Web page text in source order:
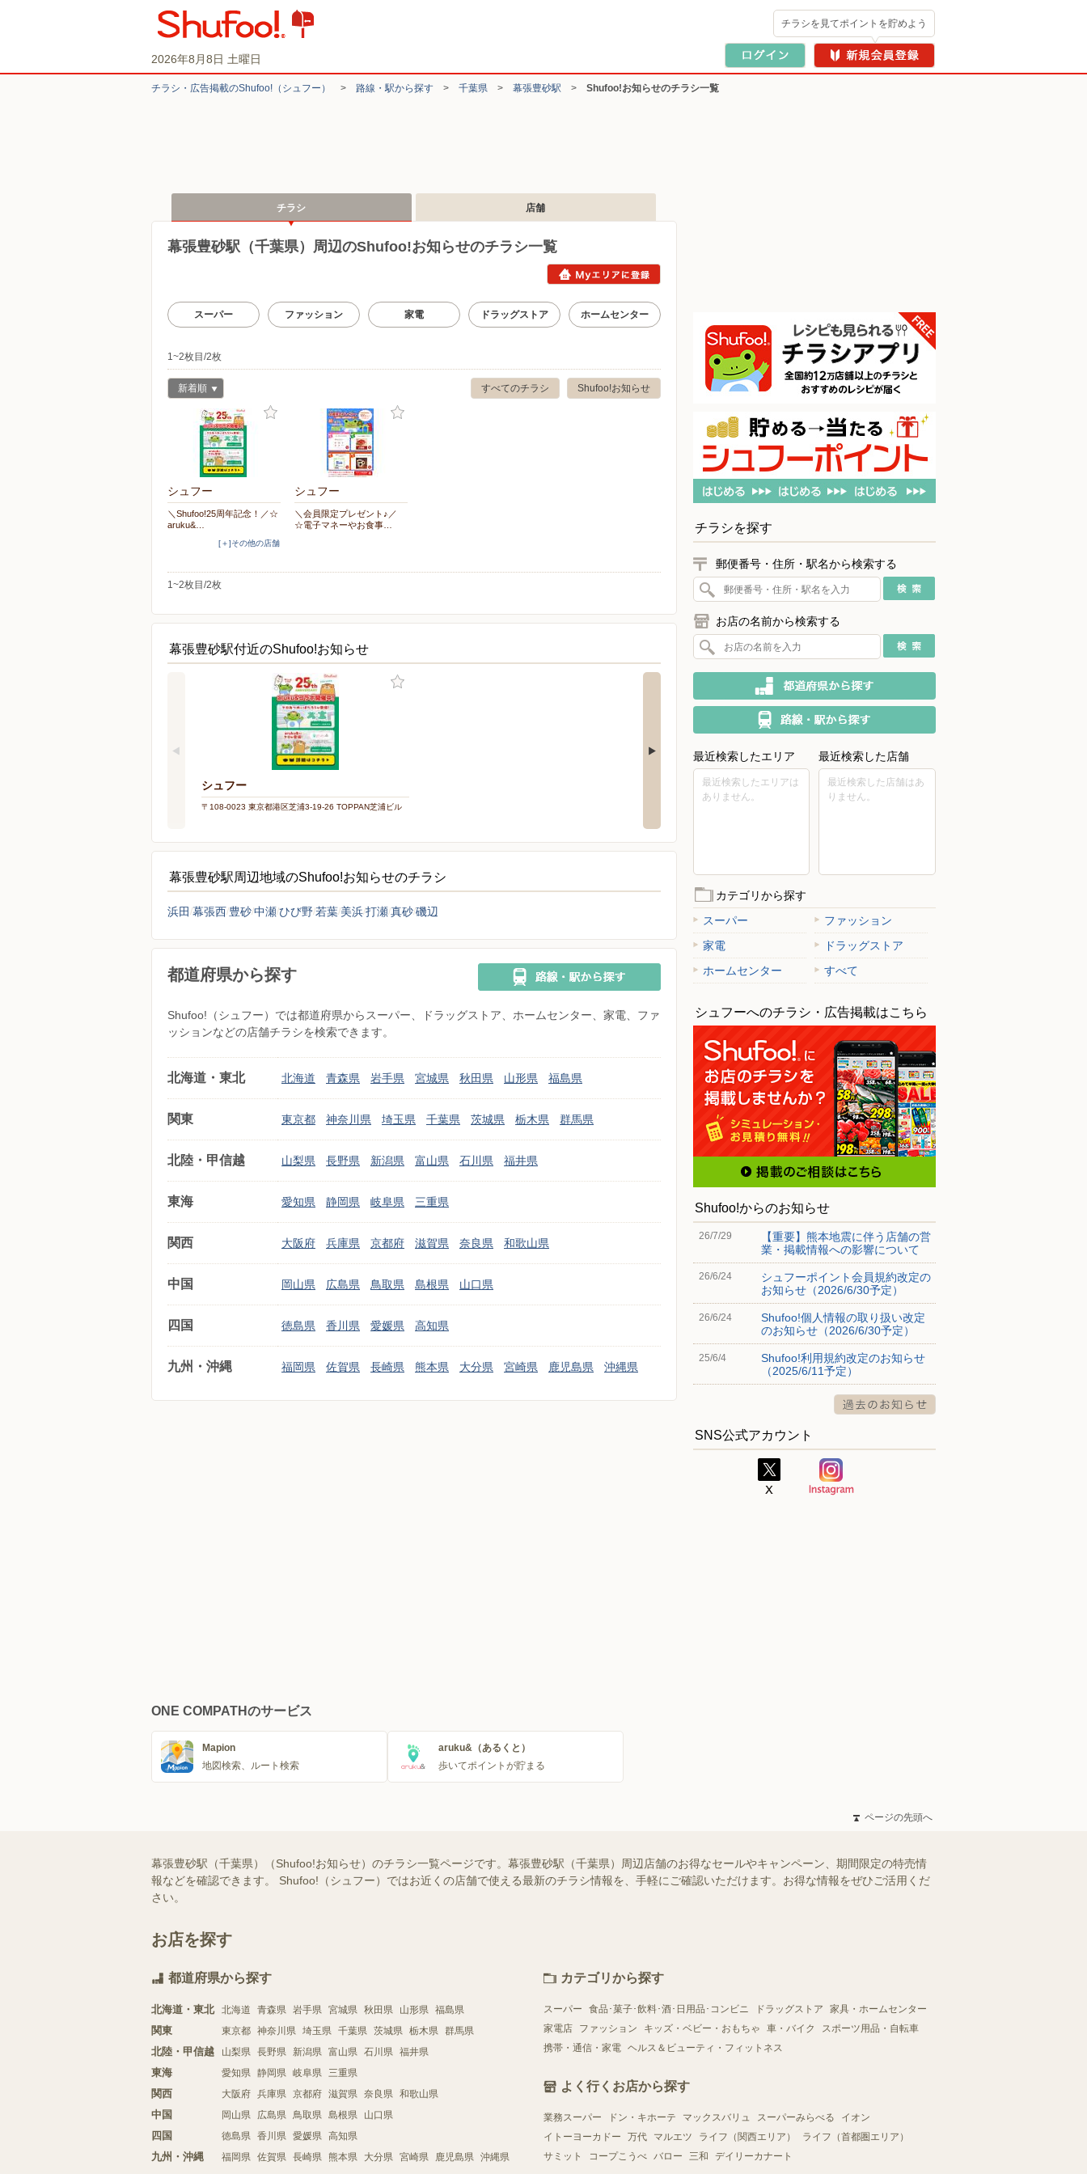
2026年8月8日 土曜日
チラシを見てポイントを貯めよう
チラシ・​広告掲載の​Shufoo!​（シュフー） > 路線・駅から探す > 千葉県 > 幕張豊砂駅 > Shufoo!お知らせのチラシ一覧
チラシ 店舗
幕張豊砂駅（千葉県）周辺のShufoo!お知らせのチラシ一覧
スーパー ファッション 家電 ドラッグストア ホームセンター
1~2枚目/2枚
Shufoo!お知らせ
すべてのチラシ
新着順
シュフー
＼Shufoo!25周年記念！／☆
aruku&…
[＋]その他の店舗
シュフー
＼会員限定プレゼント♪／
☆電子マネーやお食事…
1~2枚目/2枚
幕張豊砂駅付近のShufoo!お知らせ
シュフー
〒108-0023 東京都港区芝浦3-19-26 TOPPAN芝浦ビル
幕張豊砂駅周辺地域のShufoo!お知らせのチラシ
浜田 幕張西 豊砂中瀬ひび野若葉 美浜打瀬真砂磯辺
都道府県から探す
Shufoo!（シュフー）では都道府県からスーパー、ドラッグストア、ホームセンター、家電、ファ
ッションなどの店舗チラシを検索できます。
北海道・東北 北海道 青森県 岩手県 宮城県 秋田県 山形県 福島県
関東 東京都 神奈川県 埼玉県 千葉県 茨城県 栃木県 群馬県
北陸・甲信越 山梨県 長野県 新潟県 富山県 石川県 福井県
東海 愛知県 静岡県 岐阜県 三重県
関西 大阪府 兵庫県 京都府 滋賀県 奈良県 和歌山県
中国 岡山県 広島県 鳥取県 島根県 山口県
四国 徳島県 香川県 愛媛県 高知県
九州・沖縄 福岡県 佐賀県 長崎県 熊本県 大分県 宮崎県 鹿児島県 沖縄県
チラシを探す
郵便番号・住所・駅名から検索する
お店の名前から検索する
最近検索したエリア
最近検索したエリアは
ありません。
最近検索した店舗
最近検索した店舗はあ
りません。
カテゴリから探す
スーパー
ファッション
家電
ドラッグストア
ホームセンター
すべて
シュフーへのチラシ・広告掲載はこちら
Shufoo!からのお知らせ
26/7/29
【重要】熊本地震に伴う店舗の営
業・掲載情報への影響について
26/6/24
シュフーポイント会員規約改定の
お知らせ（2026/6/30予定）
26/6/24
Shufoo!個人情報の取り扱い改定
のお知らせ（2026/6/30予定）
25/6/4
Shufoo!利用規約改定のお知らせ
（2025/6/11予定）
SNS公式アカウント
ONE COMPATHのサービス
Mapion
地図検索、ルート検索
aruku&（あるくと）
歩いてポイントが貯まる
ページの先頭へ
幕張豊砂駅（千葉県）（Shufoo!お知らせ）のチラシ一覧ページです。幕張豊砂駅（千葉県）周辺店舗のお得なセールやキャンペーン、期間限定の特売情
報などを確認できます。 Shufoo!（シュフー）ではお近くの店舗で使える最新のチラシ情報を、手軽にご確認いただけます。お得な情報をぜひご活用くだ
さい。
お店を探す
都道府県から探す
北海道・東北 北海道 青森県 岩手県 宮城県 秋田県 山形県 福島県
関東 東京都 神奈川県 埼玉県 千葉県 茨城県 栃木県 群馬県
北陸・甲信越 山梨県 長野県 新潟県 富山県 石川県 福井県
東海 愛知県 静岡県 岐阜県 三重県
関西 大阪府 兵庫県 京都府 滋賀県 奈良県 和歌山県
中国 岡山県 広島県 鳥取県 島根県 山口県
四国 徳島県 香川県 愛媛県 高知県
九州・沖縄 福岡県 佐賀県 長崎県 熊本県 大分県 宮崎県 鹿児島県 沖縄県
カテゴリから探す
スーパー 食品･菓子･飲料･酒･日用品･コンビニ ドラッグストア
家具・ホームセンター
家電店
ファッション キッズ・ベビー・おもちゃ 車・バイク
スポーツ用品・自転車
携帯・通信・家電 ヘルス＆ビューティ・フィットネス
よく行くお店から探す
業務スーパー ドン・キホーテ マックスバリュ スーパーみらべる
イオン
イトーヨーカドー
万代 マルエツ ライフ（関西エリア）
ライフ（首都圏エリア）
サミット
コープこうべ バロー 三和 デイリーカナート